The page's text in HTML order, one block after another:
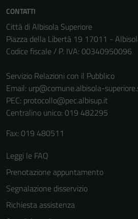
CONTATTI
Città di Albisola Superiore
Piazza della Libertà 19 17011 -
Codice fiscale / P. IVA: 00340950096
Servizio Relazioni con il Pubblico
Email: urp@comune.albisola-
PEC: protocollo@pec.albisup.it
Centralino unico: 019 482295
Fax: 019 480511
Leggi le FAQ
Prenotazione appuntamento
Segnalazione disservizio
Richiesta assistenza